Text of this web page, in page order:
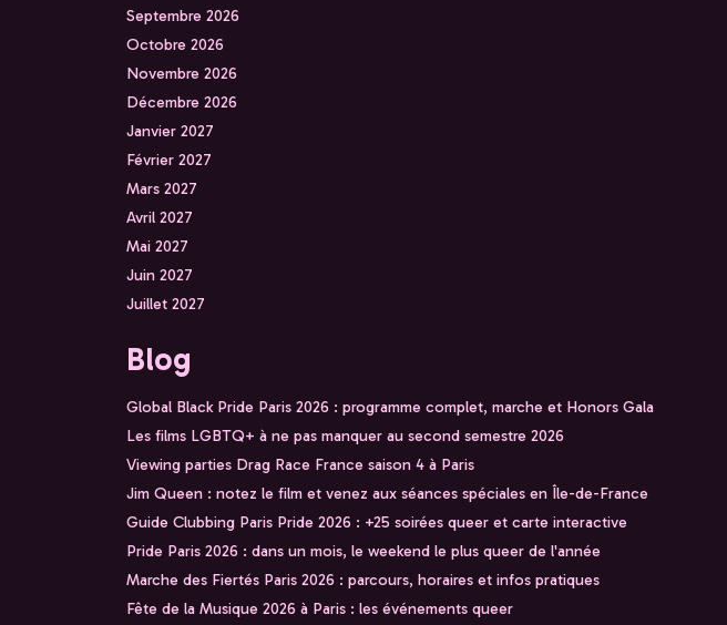
Septembre 2026
Octobre 2026
Novembre 2026
Décembre 2026
Janvier 2027
Février 2027
Mars 2027
Avril 2027
Mai 2027
Juin 2027
Juillet 2027
Blog
Global Black Pride Paris 2026 : programme complet, marche et Honors Gala
Les films LGBTQ+ à ne pas manquer au second semestre 2026
Viewing parties Drag Race France saison 4 à Paris
Jim Queen : notez le film et venez aux séances spéciales en Île-de-France
Guide Clubbing Paris Pride 2026 : +25 soirées queer et carte interactive
Pride Paris 2026 : dans un mois, le weekend le plus queer de l'année
Marche des Fiertés Paris 2026 : parcours, horaires et infos pratiques
Fête de la Musique 2026 à Paris : les événements queer